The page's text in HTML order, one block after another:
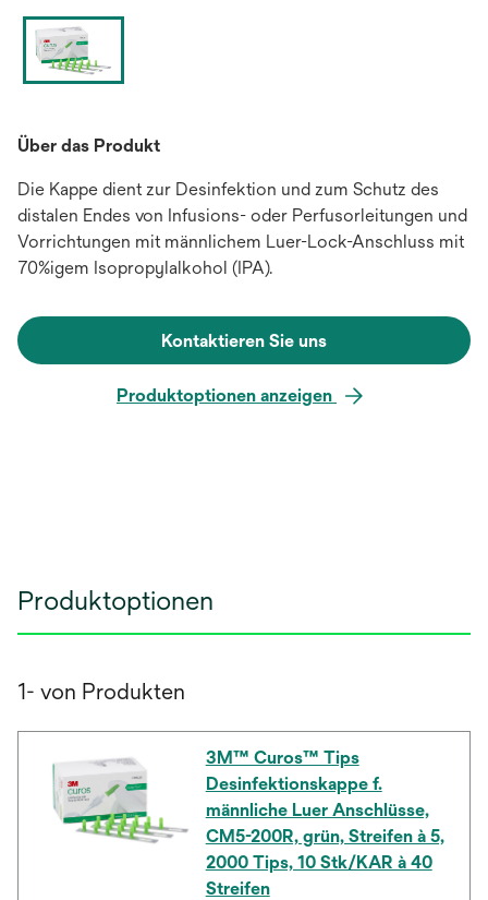
Über das Produkt
Die Kappe dient zur Desinfektion und zum Schutz des
distalen Endes von Infusions- oder Perfusorleitungen und
Vorrichtungen mit männlichem Luer-Lock-Anschluss mit
70%igem Isopropylalkohol (IPA).
Kontaktieren Sie uns
Produktoptionen anzeigen
Produktoptionen
1- von Produkten
3M™ Curos™ Tips
Desinfektionskappe f.
männliche Luer Anschlüsse,
CM5-200R, grün, Streifen à 5,
2000 Tips, 10 Stk/KAR à 40
Streifen